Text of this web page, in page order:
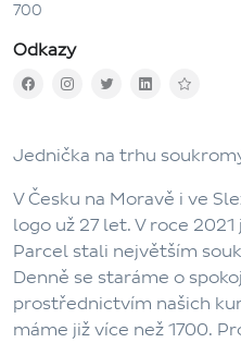
700
Odkazy
Jednička na trhu
V Česku na Moravě i ve
logo už 27 let. V roce
Parcel stali největším
Denně se staráme o
prostřednictvím našich
máme již více než 1700.